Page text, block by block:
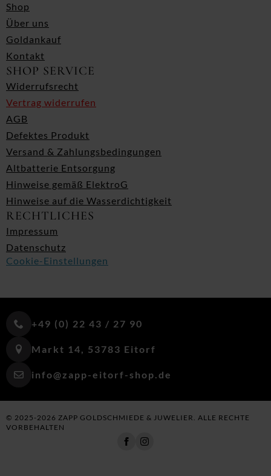
Shop
Über uns
Goldankauf
Kontakt
SHOP SERVICE
Widerrufsrecht
Vertrag widerrufen
AGB
Defektes Produkt
Versand & Zahlungsbedingungen
Altbatterie Entsorgung
Hinweise gemäß ElektroG
Hinweise auf die Wasserdichtigkeit
RECHTLICHES
Impressum
Datenschutz
Cookie-Einstellungen
+49 (0) 22 43 / 27 90
Markt 14, 53783 Eitorf
info@zapp-eitorf-shop.de
© 2025-2026 ZAPP GOLDSCHMIEDE & JUWELIER. ALLE RECHTE
VORBEHALTEN